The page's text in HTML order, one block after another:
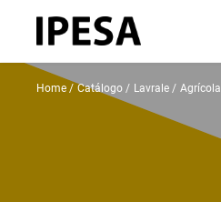
Home Catálogo Lavrale Agrícola